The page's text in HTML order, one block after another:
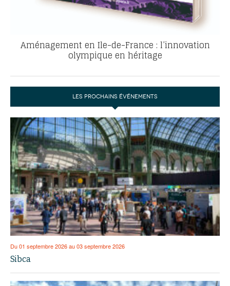
Aménagement en Ile-de-France : l’innovation
olympique en héritage
LES PROCHAINS ÉVÉNEMENTS
Du 01 septembre 2026 au 03 septembre 2026
Sibca